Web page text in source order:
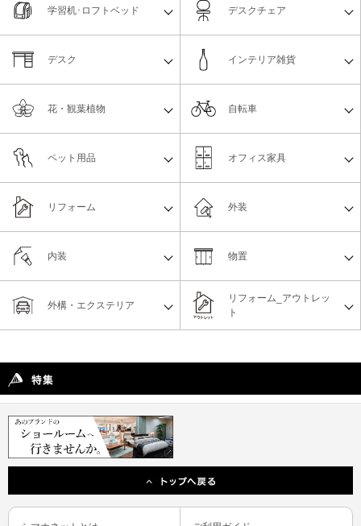
学習机･ロフトベッド デスクチェア
デスク インテリア雑貨
花・観葉植物 自転車
ペット用品 オフィス家具
リフォーム
リフォーム_アウトレッ
ト
物置
外構・エクステリア
外装
内装